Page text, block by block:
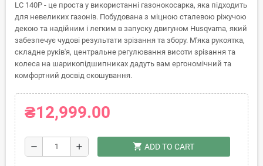
LC 140P - це проста у використанні газонокосарка, яка підходить
для невеликих газонів. Побудована з міцною сталевою ріжучою
декою та надійним і легким в запуску двигуном Husqvarna, який
забезпечує чудові результати зрізання та збору. М'яка рукоятка,
складне руків'я, центральне регулювання висоти зрізання та
колеса на шарикопідшипниках дадуть вам ергономічний та
комфортний досвід скошування.
₴12,999.00
remove add shopping_cart ADD TO CART